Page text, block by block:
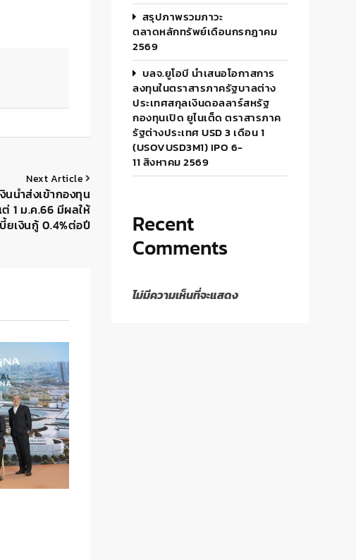
Next Article
นำส่งเข้ากองทุน
1 ม.ค.66 มีผลให้
เงินกู้ 0.4%ต่อปี
สรุปภาพรวมภาวะ
ตลาดหลักทรัพย์เดือนกรกฎาคม
2569
บลจ.ยูโอบี นำเสนอโอกาสการ
ลงทุนในตราสารภาครัฐบาลต่าง
ประเทศสกุลเงินดอลลาร์สหรัฐ
กองทุนเปิด ยูไนเต็ด ตราสารภาค
รัฐต่างประเทศ USD 3 เดือน 1
(USOVUSD3M1) IPO 6-
11 สิงหาคม 2569
Recent
Comments
ไม่มีความเห็นที่จะแสดง